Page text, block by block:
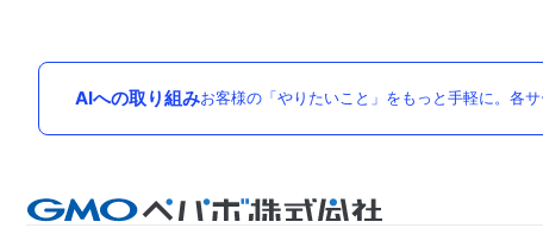
AIへの取り組みお客様の「やりたいこと」をもっと手軽に。各